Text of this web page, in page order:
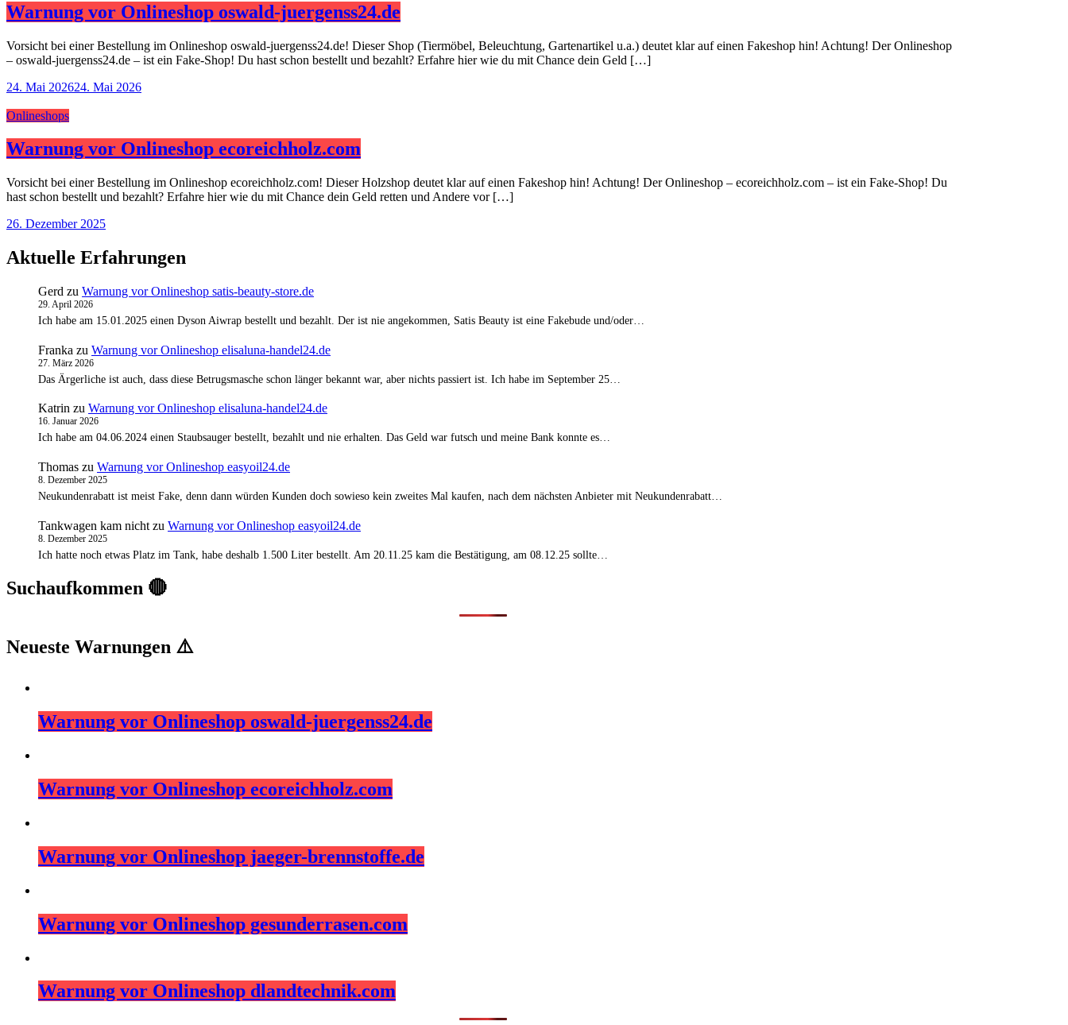
Warnung vor Onlineshop oswald-juergenss24.de
Vorsicht bei einer Bestellung im Onlineshop oswald-juergenss24.de! Dieser Shop (Tiermöbel, Beleuchtung, Gartenartikel u.a.) deutet klar auf einen Fakeshop hin! Achtung! Der Onlineshop
– oswald-juergenss24.de – ist ein Fake-Shop! Du hast schon bestellt und bezahlt? Erfahre hier wie du mit Chance dein Geld […]
24. Mai 202624. Mai 2026
Onlineshops
Warnung vor Onlineshop ecoreichholz.com
Vorsicht bei einer Bestellung im Onlineshop ecoreichholz.com! Dieser Holzshop deutet klar auf einen Fakeshop hin! Achtung! Der Onlineshop – ecoreichholz.com – ist ein Fake-Shop! Du
hast schon bestellt und bezahlt? Erfahre hier wie du mit Chance dein Geld retten und Andere vor […]
26. Dezember 2025
Aktuelle Erfahrungen
Gerd zu Warnung vor Onlineshop satis-beauty-store.de
29. April 2026
Ich habe am 15.01.2025 einen Dyson Aiwrap bestellt und bezahlt. Der ist nie angekommen, Satis Beauty ist eine Fakebude und/oder…
Franka zu Warnung vor Onlineshop elisaluna-handel24.de
27. März 2026
Das Ärgerliche ist auch, dass diese Betrugsmasche schon länger bekannt war, aber nichts passiert ist. Ich habe im September 25…
Katrin zu Warnung vor Onlineshop elisaluna-handel24.de
16. Januar 2026
Ich habe am 04.06.2024 einen Staubsauger bestellt, bezahlt und nie erhalten. Das Geld war futsch und meine Bank konnte es…
Thomas zu Warnung vor Onlineshop easyoil24.de
8. Dezember 2025
Neukundenrabatt ist meist Fake, denn dann würden Kunden doch sowieso kein zweites Mal kaufen, nach dem nächsten Anbieter mit Neukundenrabatt…
Tankwagen kam nicht zu Warnung vor Onlineshop easyoil24.de
8. Dezember 2025
Ich hatte noch etwas Platz im Tank, habe deshalb 1.500 Liter bestellt. Am 20.11.25 kam die Bestätigung, am 08.12.25 sollte…
Suchaufkommen 🔴
Neueste Warnungen ⚠️
Warnung vor Onlineshop oswald-juergenss24.de
Warnung vor Onlineshop ecoreichholz.com
Warnung vor Onlineshop jaeger-brennstoffe.de
Warnung vor Onlineshop gesunderrasen.com
Warnung vor Onlineshop dlandtechnik.com